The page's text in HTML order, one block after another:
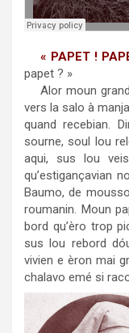
« PAPET !
papet ? »
Alor moun
vers la salo à
quand recebian.
sourne, soul lou
aqui, sus lou
qu’estigançavian
Baumo, de
roumanin. Moun
bord qu’èro trop
sus lou rebord
vivien e èron mai
chalavo emé si